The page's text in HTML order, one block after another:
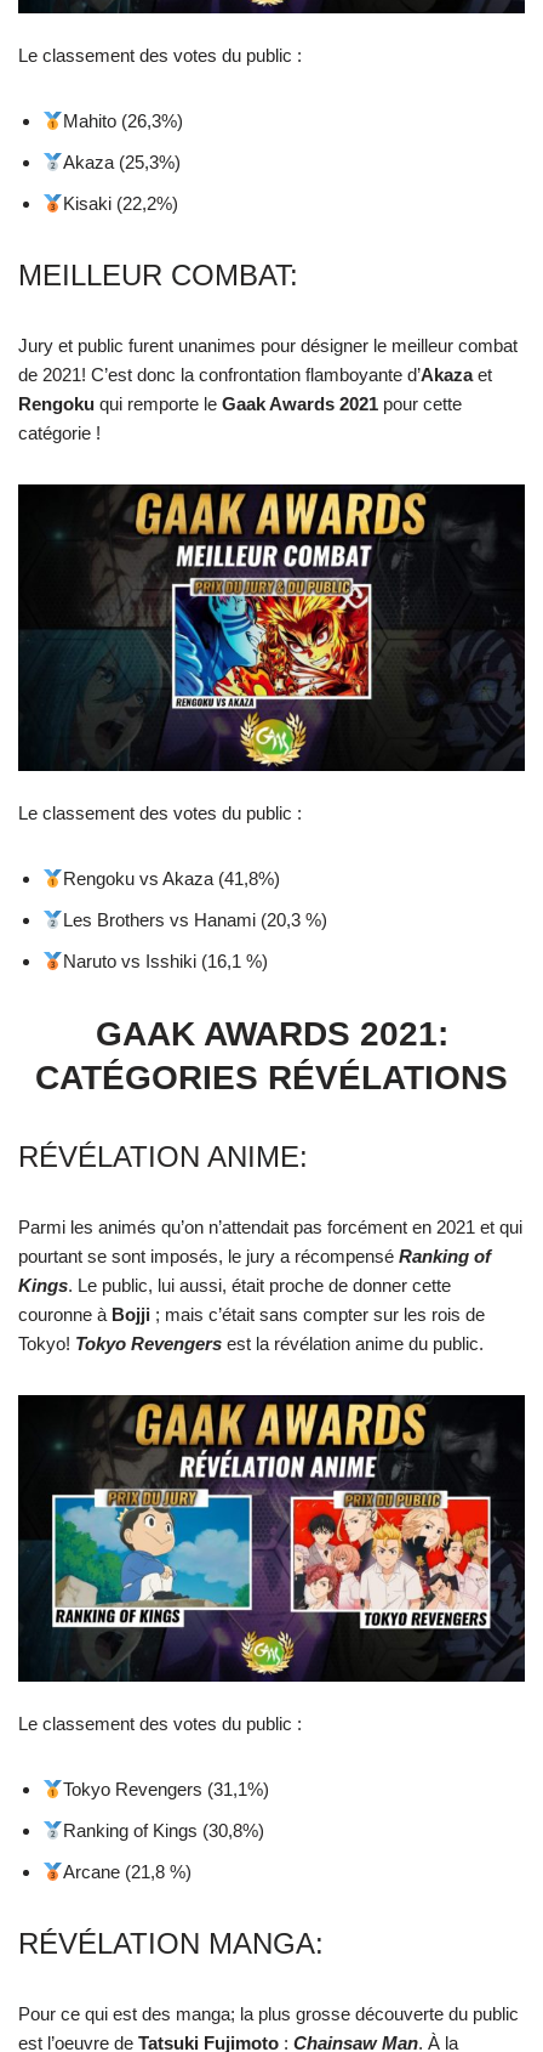
Le classement des votes du public :
Mahito (26,3%)
Akaza (25,3%)
Kisaki (22,2%)
MEILLEUR COMBAT:
Jury et public furent unanimes pour désigner le meilleur combat
de 2021! C’est donc la confrontation flamboyante d’Akazaet
Rengoku qui remporte le Gaak Awards 2021 pour cette
catégorie !
Le classement des votes du public :
Rengoku vs Akaza (41,8%)
Les Brothers vs Hanami (20,3 %)
Naruto vs Isshiki (16,1 %)
GAAK AWARDS 2021:
CATÉGORIES RÉVÉLATIONS
RÉVÉLATION ANIME:
Parmi les animés qu’on n’attendait pas forcément en 2021 et qui
pourtant se sont imposés, le jury a récompensé Ranking of
Kings. Le public, lui aussi, était proche de donner cette
couronne à Bojji ; mais c’était sans compter sur les rois de
Tokyo! Tokyo Revengers est la révélation anime du public.
Le classement des votes du public :
Tokyo Revengers (31,1%)
Ranking of Kings (30,8%)
Arcane (21,8 %)
RÉVÉLATION MANGA:
Pour ce qui est des manga; la plus grosse découverte du public
est l’oeuvre de Tatsuki Fujimoto : Chainsaw Man. À la